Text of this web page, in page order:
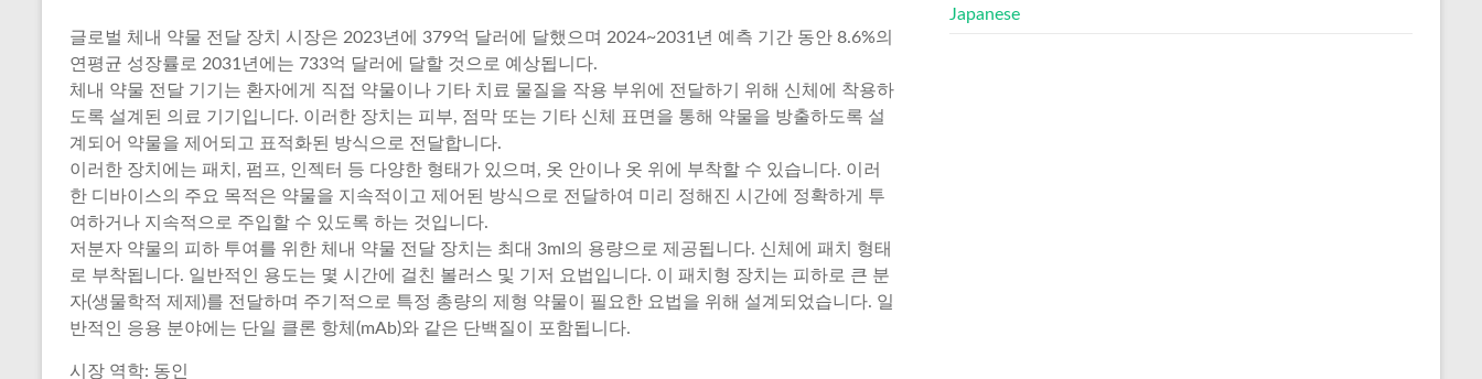
글로벌 체내 약물 전달 장치 시장은 2023년에 379억 달러에 달했으며 2024~2031년 예측 기간 동안 8.6%의
연평균 성장률로 2031년에는 733억 달러에 달할 것으로 예상됩니다.
체내 약물 전달 기기는 환자에게 직접 약물이나 기타 치료 물질을 작용 부위에 전달하기 위해 신체에 착용하
도록 설계된 의료 기기입니다. 이러한 장치는 피부, 점막 또는 기타 신체 표면을 통해 약물을 방출하도록 설
계되어 약물을 제어되고 표적화된 방식으로 전달합니다.
이러한 장치에는 패치, 펌프, 인젝터 등 다양한 형태가 있으며, 옷 안이나 옷 위에 부착할 수 있습니다. 이러
한 디바이스의 주요 목적은 약물을 지속적이고 제어된 방식으로 전달하여 미리 정해진 시간에 정확하게 투
여하거나 지속적으로 주입할 수 있도록 하는 것입니다.
저분자 약물의 피하 투여를 위한 체내 약물 전달 장치는 최대 3ml의 용량으로 제공됩니다. 신체에 패치 형태
로 부착됩니다. 일반적인 용도는 몇 시간에 걸친 볼러스 및 기저 요법입니다. 이 패치형 장치는 피하로 큰 분
자(생물학적 제제)를 전달하며 주기적으로 특정 총량의 제형 약물이 필요한 요법을 위해 설계되었습니다. 일
반적인 응용 분야에는 단일 클론 항체(mAb)와 같은 단백질이 포함됩니다.
시장 역학: 동인
Japanese